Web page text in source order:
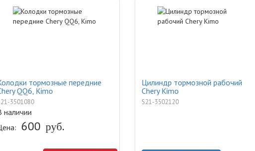
тормозные передние
QQ6, Kimo
3501080
наличии
600 руб.
Цилиндр тормозной рабочий
Chery Kimo
S21-3502120